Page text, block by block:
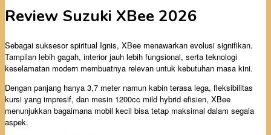
Review Suzuki XBee 2026
Sebagai suksesor spiritual Ignis, XBee menawarkan evolusi signifikan.
Tampilan lebih gagah, interior jauh lebih fungsional, serta teknologi
keselamatan modern membuatnya relevan untuk kebutuhan masa kini.
Dengan panjang hanya 3,7 meter namun kabin terasa lega, fleksibilitas
kursi yang impresif, dan mesin 1200cc mild hybrid efisien, XBee
menunjukkan bagaimana mobil kecil bisa tetap maksimal dalam segala
aspek.